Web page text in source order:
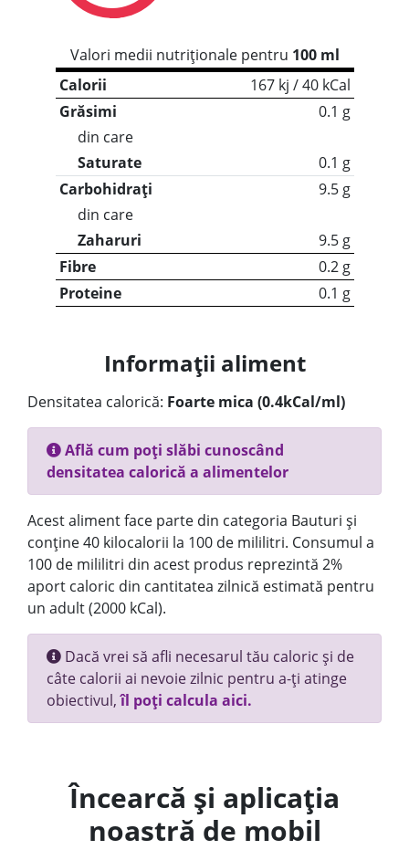
Valori medii nutriționale pentru 100 ml
Calorii
167 kj / 40 kCal
Grăsimi
0.1 g
din care
Saturate
0.1 g
Carbohidrați
9.5 g
din care
Zaharuri
9.5 g
Fibre
0.2 g
Proteine
0.1 g
Informații aliment
Densitatea calorică: Foarte mica (0.4kCal/ml)
Află cum poți slăbi cunoscând
densitatea calorică a alimentelor
Acest aliment face parte din categoria Bauturi și
conține 40 kilocalorii la 100 de mililitri. Consumul a
100 de mililitri din acest produs reprezintă 2%
aport caloric din cantitatea zilnică estimată pentru
un adult (2000 kCal).
Dacă vrei să afli necesarul tău caloric și de
câte calorii ai nevoie zilnic pentru a-ți atinge
obiectivul,îl poți calcula aici.
Încearcă și aplicația
noastră de mobil